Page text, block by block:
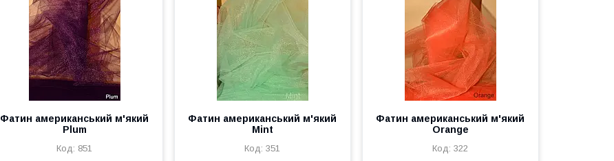
Фатин американський м'який
Plum
851
Фатин американський м'який
Mint
351
Фатин американський м'який
Orange
322